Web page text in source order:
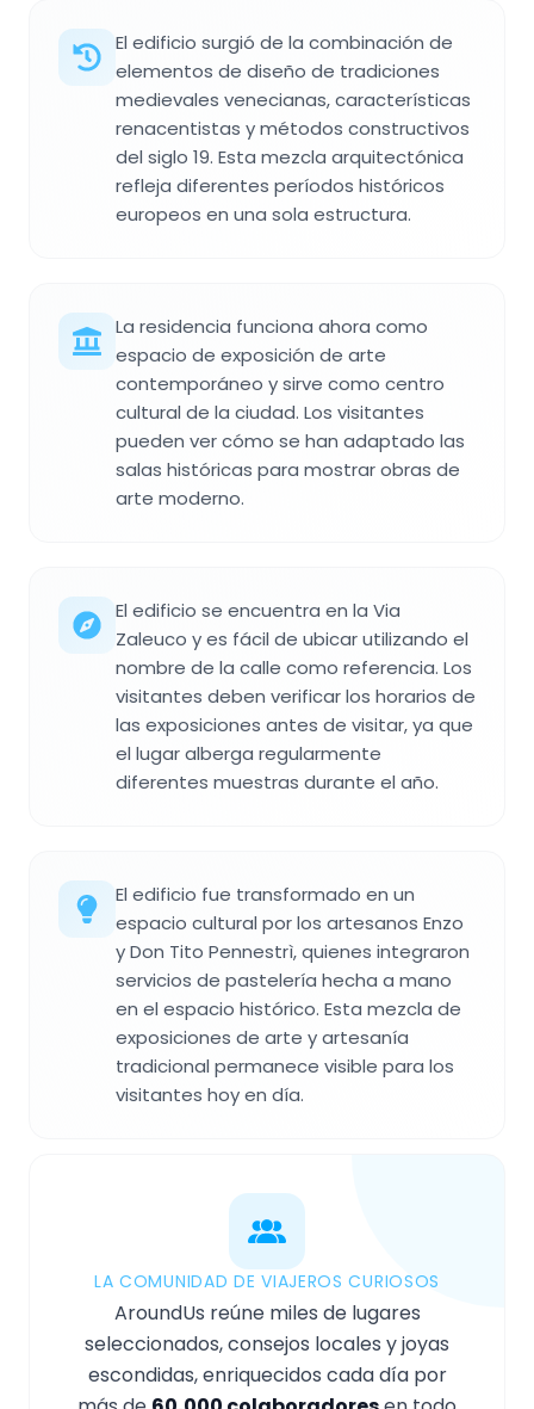
El edificio surgió de la combinación de
elementos de diseño de tradiciones
medievales venecianas, características
renacentistas y métodos constructivos
del siglo 19. Esta mezcla arquitectónica
refleja diferentes períodos históricos
europeos en una sola estructura.
La residencia funciona ahora como
espacio de exposición de arte
contemporáneo y sirve como centro
cultural de la ciudad. Los visitantes
pueden ver cómo se han adaptado las
salas históricas para mostrar obras de
arte moderno.
El edificio se encuentra en la Via
Zaleuco y es fácil de ubicar utilizando el
nombre de la calle como referencia. Los
visitantes deben verificar los horarios de
las exposiciones antes de visitar, ya que
el lugar alberga regularmente
diferentes muestras durante el año.
El edificio fue transformado en un
espacio cultural por los artesanos Enzo
y Don Tito Pennestrì, quienes integraron
servicios de pastelería hecha a mano
en el espacio histórico. Esta mezcla de
exposiciones de arte y artesanía
tradicional permanece visible para los
visitantes hoy en día.
LA COMUNIDAD DE VIAJEROS CURIOSOS
AroundUs reúne miles de lugares
seleccionados, consejos locales y joyas
escondidas, enriquecidos cada día por